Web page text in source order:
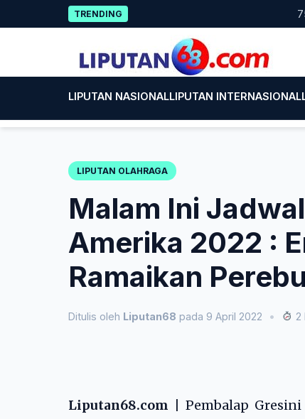
to
TRENDING 75
LIPUTAN NASIONALLIPUTAN INTERNASIONAL
LIPUTAN OLAHRAGA
Malam Ini
Amerika 2022 :
Ramaikan
Ditulis oleh Liputan68 pada 9 April 2022 • 2
Liputan68.com |
Pembalap